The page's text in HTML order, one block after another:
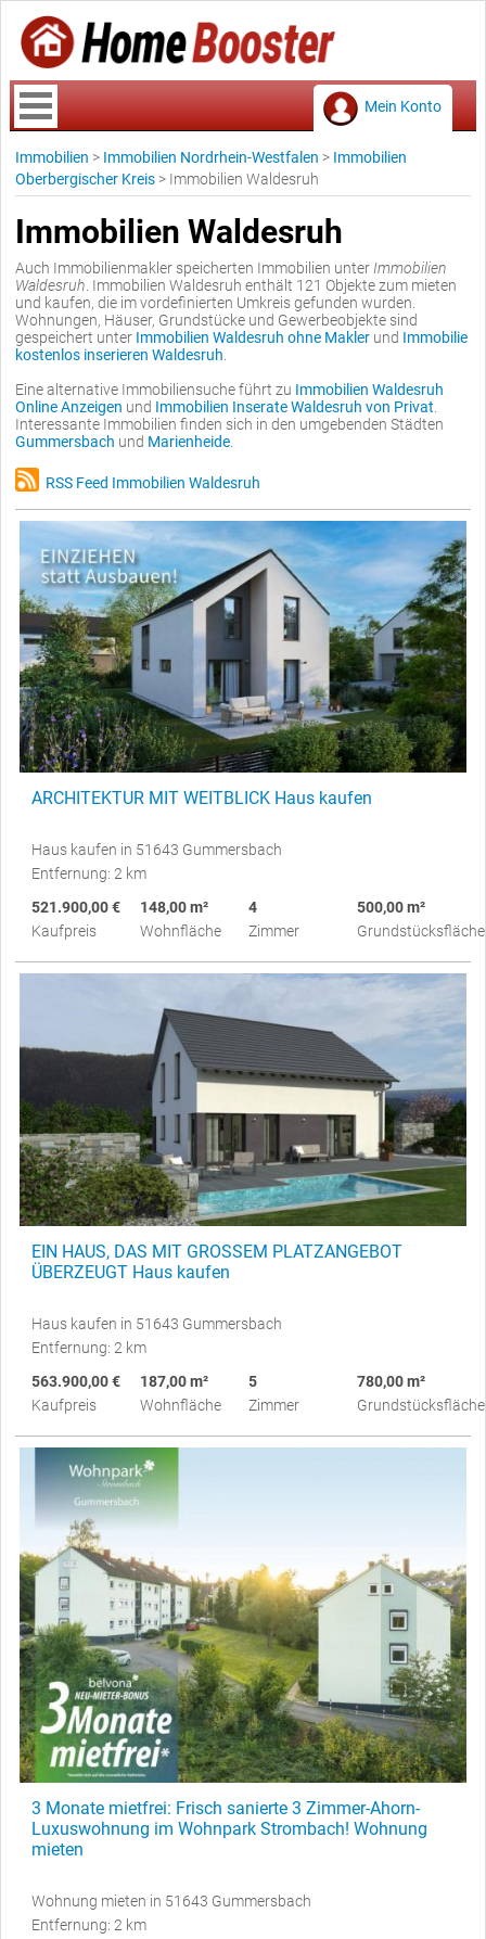
Mein Konto
Immobilien > Immobilien Nordrhein-Westfalen > Immobilien
Oberbergischer Kreis > Immobilien Waldesruh
Immobilien Waldesruh
Auch Immobilienmakler speicherten Immobilien unter Immobilien
Waldesruh . Immobilien Waldesruh enthält 121 Objekte zum mieten
und kaufen, die im vordefinierten Umkreis gefunden wurden.
Wohnungen, Häuser, Grundstücke und Gewerbeobjekte sind
gespeichert unter Immobilien Waldesruh ohne Makler und Immobilie
kostenlos inserieren Waldesruh
Eine alternative Immobiliensuche führt zu Immobilien Waldesruh
Online Anzeigen und Immobilien Inserate Waldesruh von Privat
Interessante Immobilien finden sich in den umgebenden Städten
Gummersbach und Marienheide
RSS Feed Immobilien Waldesruh
ARCHITEKTUR MIT WEITBLICK Haus kaufen
Haus kaufen in 51643 Gummersbach
Entfernung: 2 km
521.900,00 €
Kaufpreis
148,00 m²
Wohnfläche
4
Zimmer
500,00 m²
Grundstücksfläche
EIN HAUS, DAS MIT GROSSEM PLATZANGEBOT
ÜBERZEUGT Haus kaufen
Haus kaufen in 51643 Gummersbach
Entfernung: 2 km
563.900,00 €
Kaufpreis
187,00 m²
Wohnfläche
5
Zimmer
780,00 m²
Grundstücksfläche
3 Monate mietfrei: Frisch sanierte 3 Zimmer-Ahorn-
Luxuswohnung im Wohnpark Strombach! Wohnung
mieten
Wohnung mieten in 51643 Gummersbach
Entfernung: 2 km